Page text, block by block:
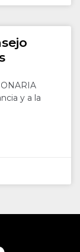
y a la